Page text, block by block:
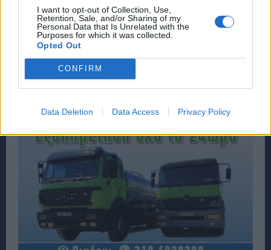
I want to opt-out of Collection, Use,
Retention, Sale, and/or Sharing of my
Personal Data that Is Unrelated with the
Purposes for which it was collected.
Opted Out
CONFIRM
Data Deletion Data Access Privacy Policy